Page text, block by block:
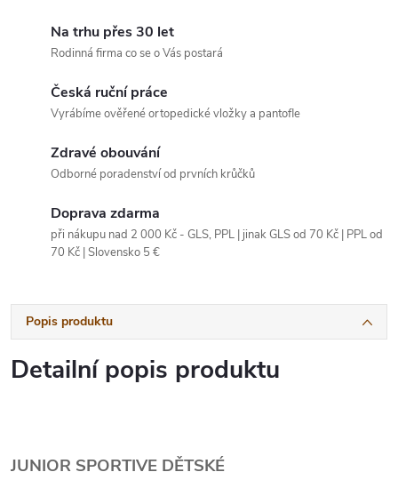
Na trhu přes 30 let
Rodinná firma co se o Vás postará
Česká ruční práce
Vyrábíme ověřené ortopedické vložky a pantofle
Zdravé obouvání
Odborné poradenství od prvních krůčků
Doprava zdarma
při nákupu nad 2 000 Kč - GLS, PPL | jinak GLS od 70 Kč | PPL od
70 Kč | Slovensko 5 €
Popis produktu
Detailní popis produktu
JUNIOR SPORTIVE DĚTSKÉ